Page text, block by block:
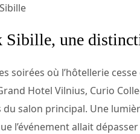
Sibille, une
soirées où l’hôtellerie
Hotel Vilnius, Curio
du salon principal. Une
l’événement allait